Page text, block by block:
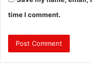
time I comment.